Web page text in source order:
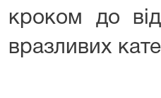
кроком до
вразливих